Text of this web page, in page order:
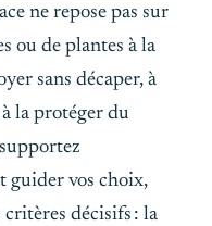
ne repose pas sur
ou de plantes à la
sans décaper, à
la protéger du
guider vos choix,
décisifs : la